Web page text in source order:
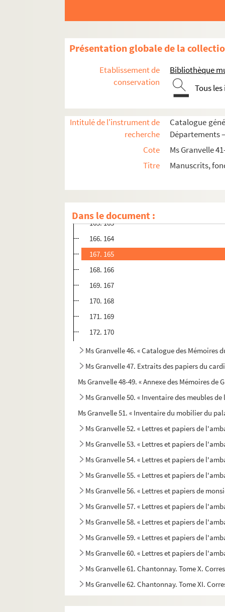
Présentation globale de la
Etablissement de
conservation
Bibliothèque
Tous
Intitulé de l'instrument de
recherche
Catalogue
Départements
Cote
Ms Granvelle
Titre
Manuscrits,
Dans le document :
152. 150
153. 151
154. 152
155. 153
156. 154
158. 156
163. 161
165. 163
166. 164
167. 165
168. 166
169. 167
170. 168
171. 169
172. 170
Ms Granvelle 46. « Catalogue des
Ms Granvelle 47. Extraits des papiers du
Ms Granvelle 48-49. « Annexe des Mémoires de
Ms Granvelle 50. « Inventaire des meubles
Ms Granvelle 51. « Inventaire du mobilier du
Ms Granvelle 52. « Lettres et papiers de
Ms Granvelle 53. « Lettres et papiers de
Ms Granvelle 54. « Lettres et papiers de
Ms Granvelle 55. « Lettres et papiers de
Ms Granvelle 56. « Lettres et papiers de
Ms Granvelle 57. « Lettres et papiers de
Ms Granvelle 58. « Lettres et papiers de
Ms Granvelle 59. « Lettres et papiers de
Ms Granvelle 60. « Lettres et papiers de
Ms Granvelle 61. Chantonnay. Tome X.
Ms Granvelle 62. Chantonnay. Tome XI.